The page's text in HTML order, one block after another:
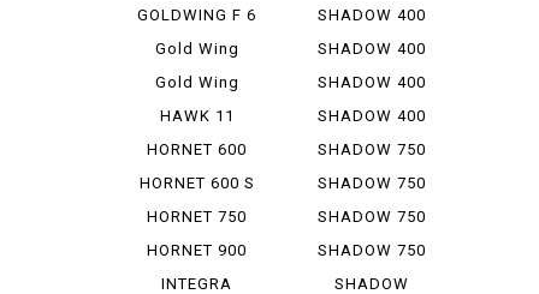
AIRBAG ...
GOLDWING F 6
B
Gold Wing
Tour
Gold Wing
Tour DCT
HAWK 11
HORNET 600
HORNET 600 S
HORNET 750
HORNET 900
INTEGRA
CLASSIC
SHADOW 400
SHADOW 400
CLASSIC
SHADOW 400
CUSTOM
SHADOW 400
SLASHER
SHADOW 750
SHADOW 750
ABS
SHADOW 750
PHANTOM
SHADOW 750
SLASHER
SHADOW